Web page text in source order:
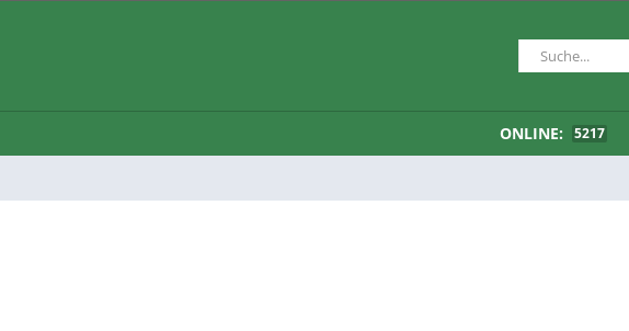
ONLINE: 5217